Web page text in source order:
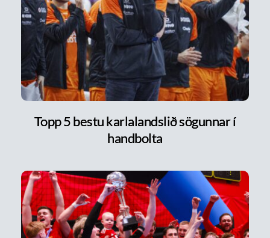
Topp 5 bestu karlalandslið sögunnar í
handbolta